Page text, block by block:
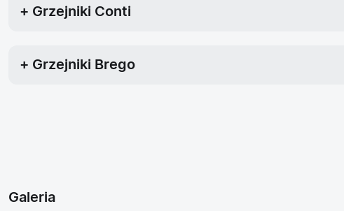
+ Grzejniki Conti
+ Grzejniki Brego
Galeria